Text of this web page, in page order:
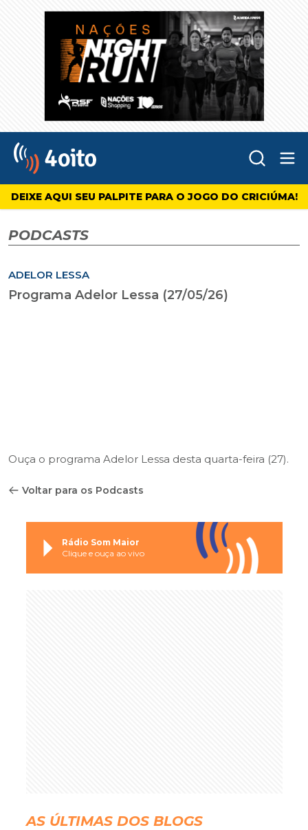
4oito
DEIXE AQUI SEU PALPITE PARA O JOGO DO CRICIÚMA!
PODCASTS
ADELOR LESSA
Programa Adelor Lessa (27/05/26)
Ouça o programa Adelor Lessa desta quarta-feira (27).
Voltar para os Podcasts
Rádio Som Maior
Clique e ouça ao vivo
AS ÚLTIMAS DOS BLOGS